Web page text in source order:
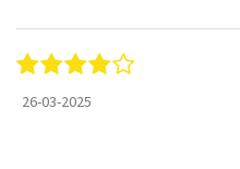
26-03-2025